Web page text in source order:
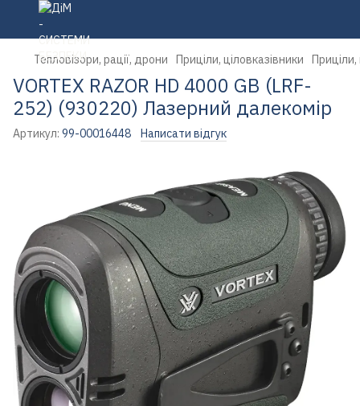
Тепловізори, рації, дрони Приціли, ціловказівники Приціли,
VORTEX RAZOR HD 4000 GB (LRF-
252) (930220) Лазерний далекомір
Артикул: 99-00016448 Написати відгук